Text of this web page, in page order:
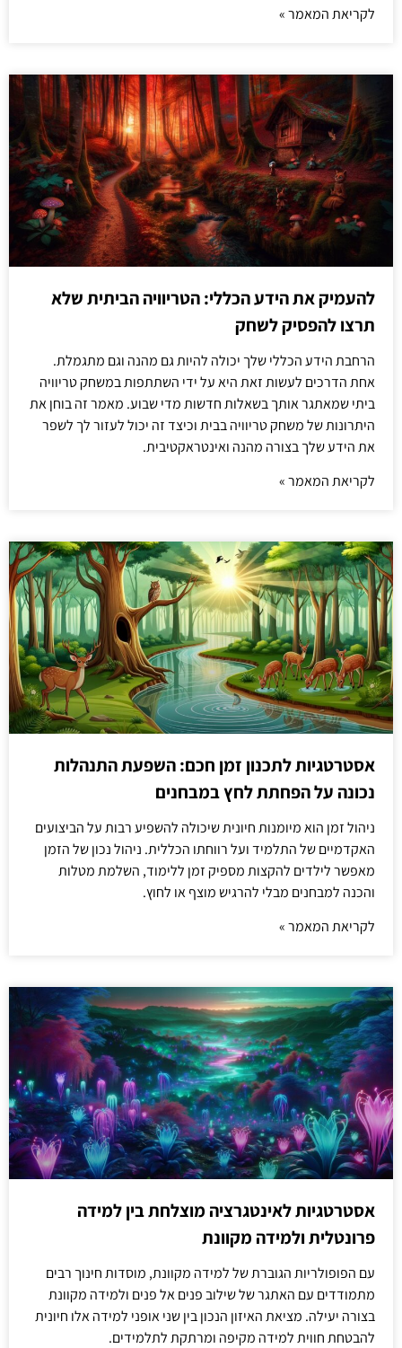
לקריאת המאמר »
להעמיק את הידע הכללי: הטריוויה הביתית שלא
תרצו להפסיק לשחק
הרחבת הידע הכללי שלך יכולה להיות גם מהנה וגם מתגמלת.
אחת הדרכים לעשות זאת היא על ידי השתתפות במשחק טריוויה
ביתי שמאתגר אותך בשאלות חדשות מדי שבוע. מאמר זה בוחן את
היתרונות של משחק טריוויה בבית וכיצד זה יכול לעזור לך לשפר
את הידע שלך בצורה מהנה ואינטראקטיבית.
לקריאת המאמר »
אסטרטגיות לתכנון זמן חכם: השפעת התנהלות
נכונה על הפחתת לחץ במבחנים
ניהול זמן הוא מיומנות חיונית שיכולה להשפיע רבות על הביצועים
האקדמיים של התלמיד ועל רווחתו הכללית. ניהול נכון של הזמן
מאפשר לילדים להקצות מספיק זמן ללימוד, השלמת מטלות
והכנה למבחנים מבלי להרגיש מוצף או לחוץ.
לקריאת המאמר »
אסטרטגיות לאינטגרציה מוצלחת בין למידה
פרונטלית ולמידה מקוונת
עם הפופולריות הגוברת של למידה מקוונת, מוסדות חינוך רבים
מתמודדים עם האתגר של שילוב פנים אל פנים ולמידה מקוונת
בצורה יעילה. מציאת האיזון הנכון בין שני אופני למידה אלו חיונית
להבטחת חווית למידה מקיפה ומרתקת לתלמידים.